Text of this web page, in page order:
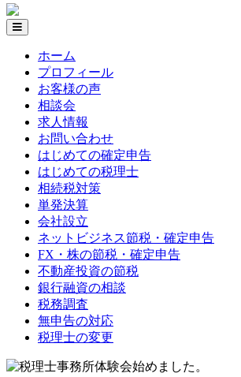
ホーム
プロフィール
お客様の声
相談会
求人情報
お問い合わせ
はじめての確定申告
はじめての税理士
相続税対策
単発決算
会社設立
ネットビジネス節税・確定申告
FX・株の節税・確定申告
不動産投資の節税
銀行融資の相談
税務調査
無申告の対応
税理士の変更